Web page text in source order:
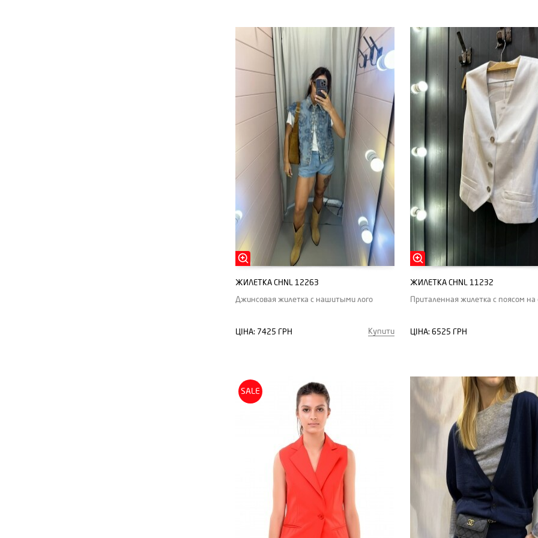
ЖИЛЕТКА CHNL 12263
Джинсовая жилетка с нашитыми лого
ЦІНА: 7425 ГРН Купити
ЖИЛЕТКА CHNL 11232
Приталенная жилетка с поясом на
ЦІНА: 6525 ГРН
SALE